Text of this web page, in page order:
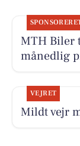
MTH Biler
månedlig
VEJRET
Mildt vejr